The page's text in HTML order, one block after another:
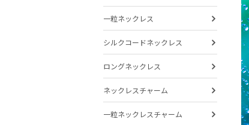
一粒ネックレス
シルクコードネックレス
ロングネックレス
ネックレスチャーム
一粒ネックレスチャーム